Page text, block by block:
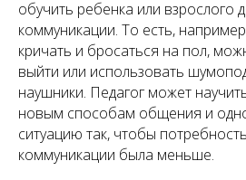
обучить ребенка или взрослого
коммуникации. То есть,
кричать и бросаться на пол,
выйти или использовать
наушники. Педагог может
новым способам общения и
ситуацию так, чтобы
коммуникации была меньше.